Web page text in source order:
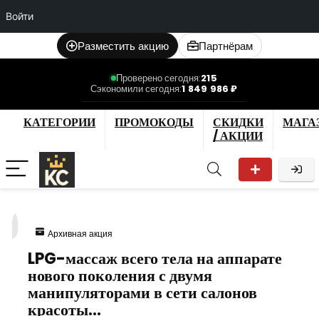
Войти
Разместить акцию Партнёрам
Проверено сегодня:215
Сэкономили сегодня:1 849 986 ₽
КАТЕГОРИИ ПРОМОКОДЫ
СКИДКИ
/ АКЦИИ
Архивная акция
LPG-массаж всего тела на аппарате
нового поколения с двумя
манипуляторами в сети салонов
красоты…